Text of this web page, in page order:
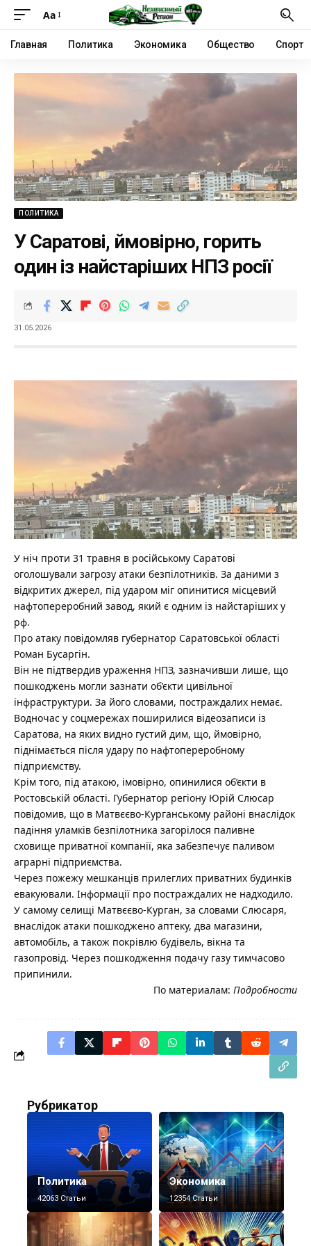
Аа
Главная Политика Экономика Общество Спорт
ПОЛИТИКА
У Саратові, ймовірно, горить
один із найстаріших НПЗ росії
31.05.2026
У ніч проти 31 травня в російському Саратові
оголошували загрозу атаки безпілотників. За даними з
відкритих джерел, під ударом міг опинитися місцевий
нафтопереробний завод, який є одним із найстаріших у
рф.
Про атаку повідомляв губернатор Саратовської області
Роман Бусаргін.
Він не підтвердив ураження НПЗ, зазначивши лише, що
пошкоджень могли зазнати об’єкти цивільної
інфраструктури. За його словами, постраждалих немає.
Водночас у соцмережах поширилися відеозаписи із
Саратова, на яких видно густий дим, що, ймовірно,
піднімається після удару по нафтопереробному
підприємству.
Крім того, під атакою, імовірно, опинилися об’єкти в
Ростовській області. Губернатор регіону Юрій Слюсар
повідомив, що в Матвєєво-Курганському районі внаслідок
падіння уламків безпілотника загорілося паливне
сховище приватної компанії, яка забезпечує паливом
аграрні підприємства.
Через пожежу мешканців прилеглих приватних будинків
евакуювали. Інформації про постраждалих не надходило.
У самому селищі Матвєєво-Курган, за словами Слюсаря,
внаслідок атаки пошкоджено аптеку, два магазини,
автомобіль, а також покрівлю будівель, вікна та
газопровід. Через пошкодження подачу газу тимчасово
припинили.
По материалам: Подробности
Рубрикатор
Политика
42063 Статьи
Экономика
12354 Статьи